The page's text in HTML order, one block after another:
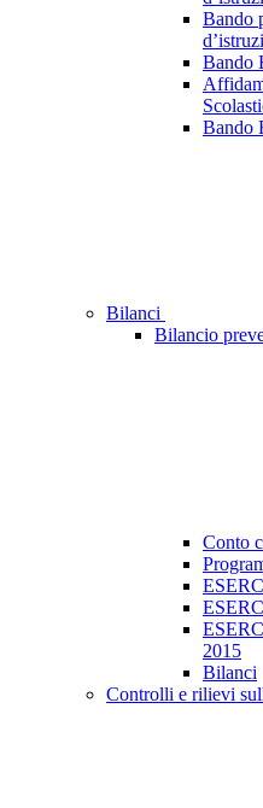
Bando
Bando
Bando
Bilanci
Bilancio
Conto
2015
Bilanci
Controlli e rilievi